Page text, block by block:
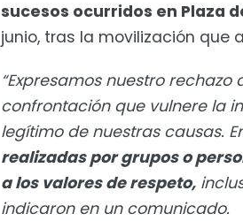
sucesos ocurridos en Plaza
junio, tras la movilización que
“Expresamos nuestro
confrontación que vulnere la
legítimo de nuestras causas.
realizadas por grupos o
a los valores de respeto,
indicaron en un comunicado.